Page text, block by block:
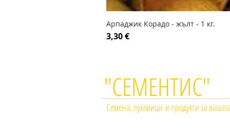
Арпаджик Корадо - жълт - 1 кг.
Цена
3,30 €
"СЕМЕНТИС"
Семена, луковици и продукти за